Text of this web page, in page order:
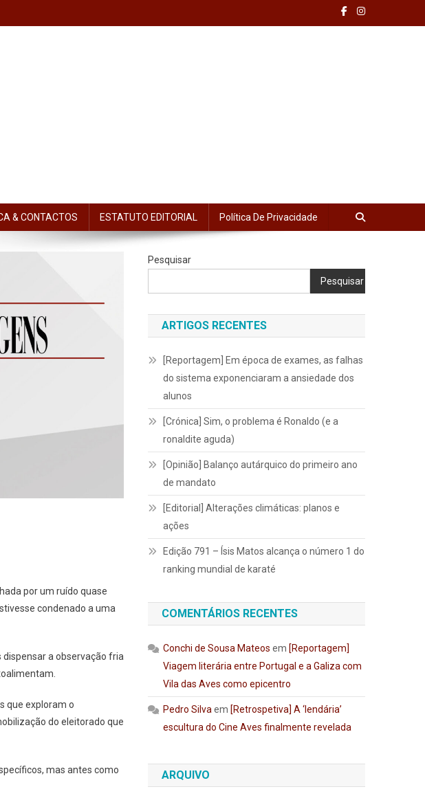
& CONTACTOS ESTATUTO EDITORIAL Política De Privacidade
por um ruído quase
condenado a uma
dispensar a observação fria
que exploram o
do eleitorado que
mas antes como
Pesquisar
Pesquisar
ARTIGOS RECENTES
[Reportagem] Em época de exames, as falhas
do sistema exponenciaram a ansiedade dos
alunos
[Crónica] Sim, o problema é Ronaldo (e a
ronaldite aguda)
[Opinião] Balanço autárquico do primeiro ano
de mandato
[Editorial] Alterações climáticas: planos e
ações
Edição 791 – Ísis Matos alcança o número 1 do
ranking mundial de karaté
COMENTÁRIOS RECENTES
Conchi de Sousa Mateos em [Reportagem]
Viagem literária entre Portugal e a Galiza com
Vila das Aves como epicentro
Pedro Silva em [Retrospetiva] A ‘lendária’
escultura do Cine Aves finalmente revelada
ARQUIVO